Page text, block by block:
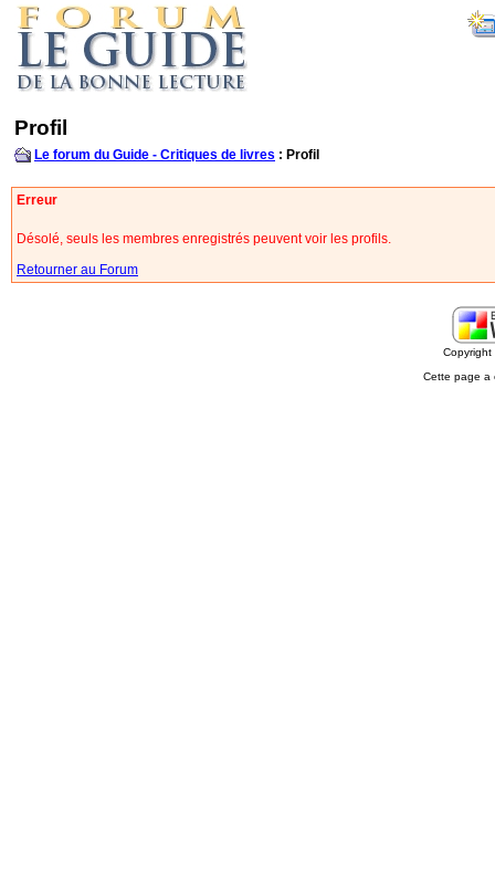
Profil
Le forum du Guide - Critiques de livres : Profil
Erreur
Désolé, seuls les membres enregistrés peuvent voir les profils.
Retourner au Forum
Cette page a